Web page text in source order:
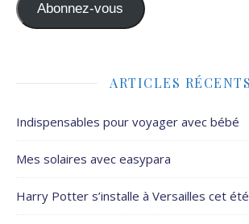
Abonnez-vous
ARTICLES RÉCENTS
Indispensables pour voyager avec bébé
Mes solaires avec easypara
Harry Potter s’installe à Versailles cet